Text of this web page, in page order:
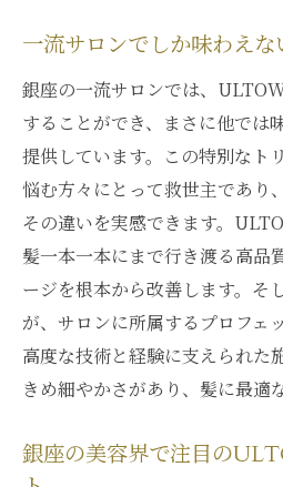
一流サロンでしか味わえ
銀座の一流サロンでは、
することができ、まさに他では
提供しています。この特別なト
悩む方々にとって救世主であり
その違いを実感できます。
髪一本一本にまで行き渡る高品
ージを根本から改善します。そ
が、サロンに所属するプロフェ
高度な技術と経験に支えられた
きめ細やかさがあり、髪に最適
銀座の美容界で注目の